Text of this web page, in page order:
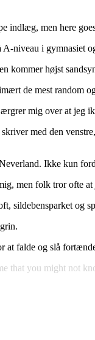
indlæg, men here
niveau i gymnasiet
kommer højst
de mest random
mig over at jeg
med den
Ikke kun
men folk tror
sildebensparket og
at falde og slå
that you might not